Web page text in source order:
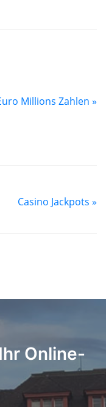
Millions Zahlen »
Casino Jackpots »
Online-